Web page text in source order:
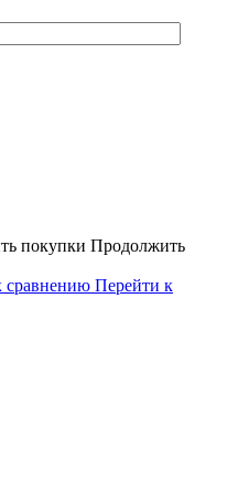
покупки Продолжить
сравнению Перейти к